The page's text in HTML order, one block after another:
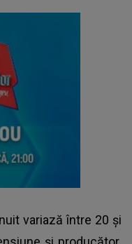
variază între 20 și